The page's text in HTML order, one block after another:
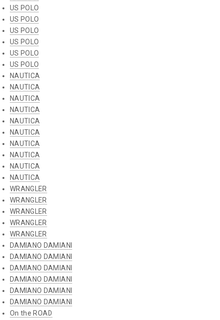
US POLO
US POLO
US POLO
US POLO
US POLO
US POLO
NAUTICA
NAUTICA
NAUTICA
NAUTICA
NAUTICA
NAUTICA
NAUTICA
NAUTICA
NAUTICA
NAUTICA
WRANGLER
WRANGLER
WRANGLER
WRANGLER
WRANGLER
DAMIANO DAMIANI
DAMIANO DAMIANI
DAMIANO DAMIANI
DAMIANO DAMIANI
DAMIANO DAMIANI
DAMIANO DAMIANI
On the ROAD